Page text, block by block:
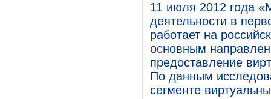
11 июля 2012 года
деятельности в
работает на
основным
предоставление
По данным
сегменте